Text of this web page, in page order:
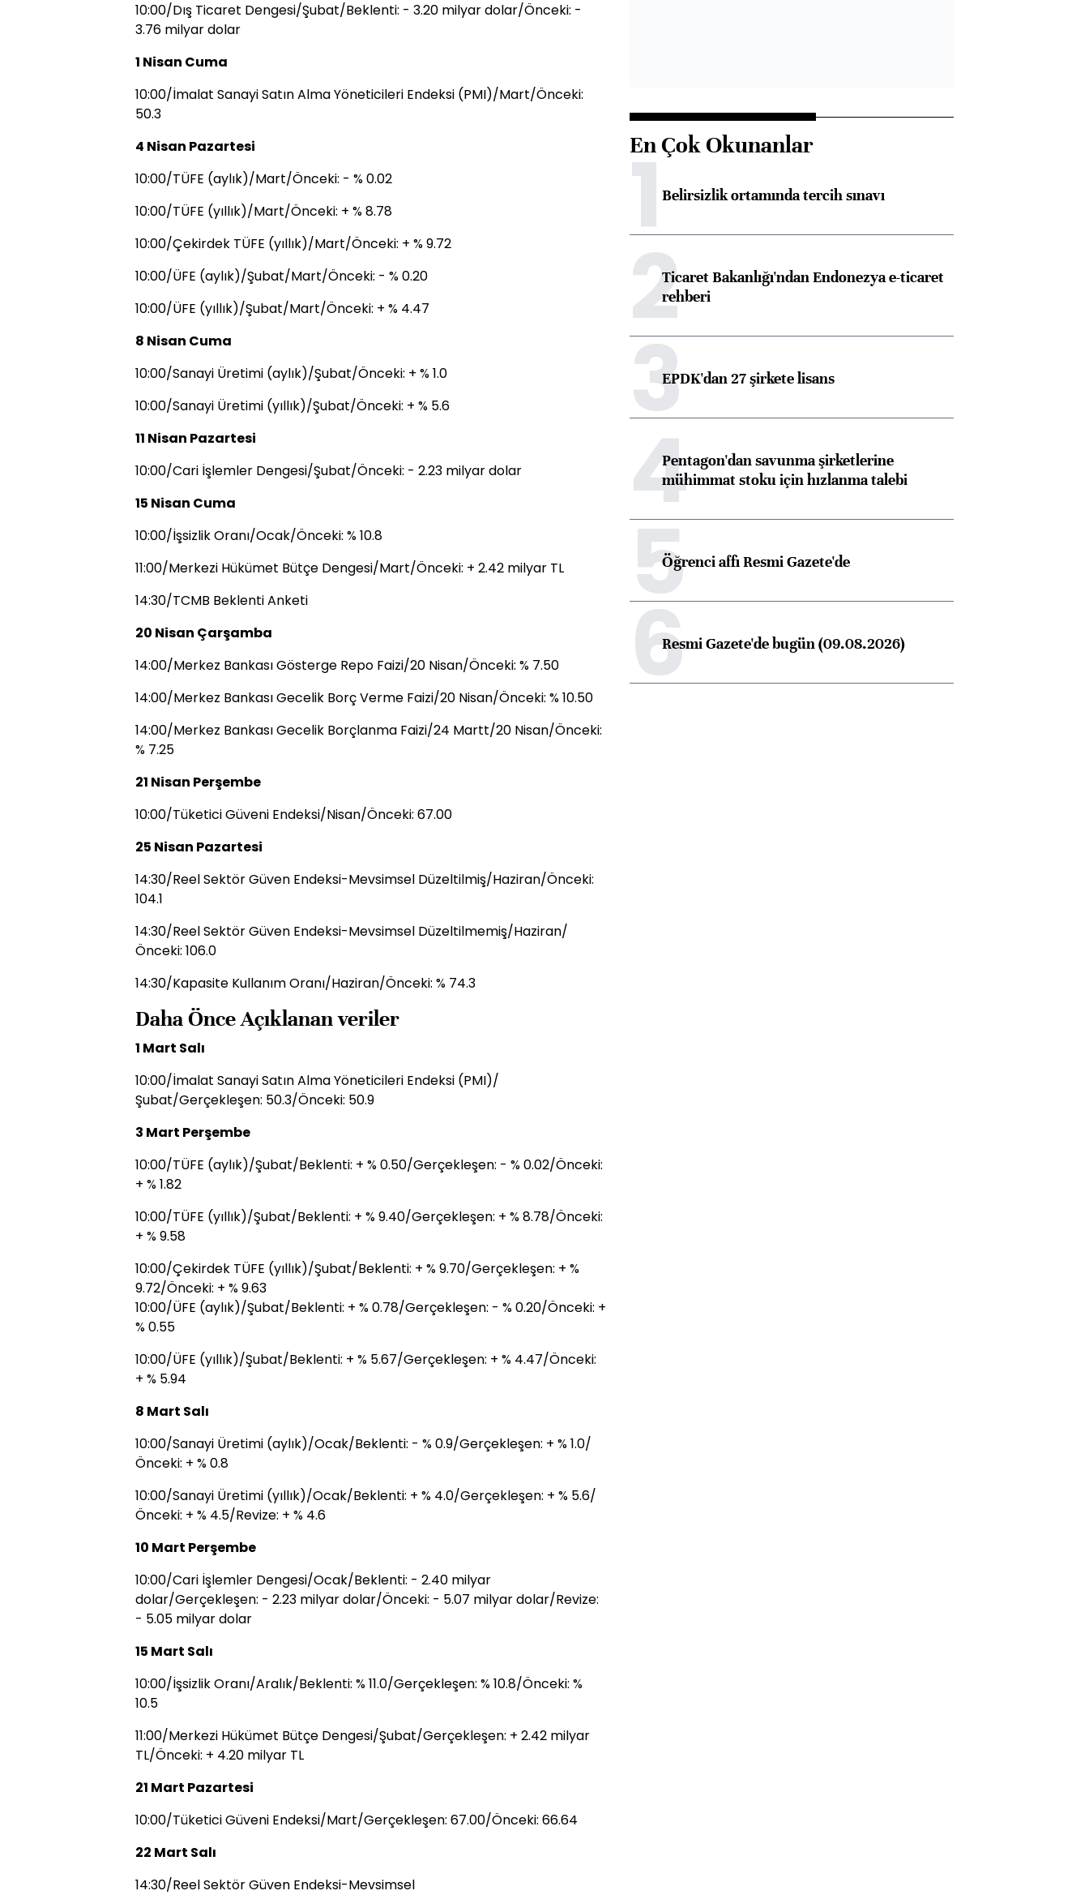
10:00/Dış Ticaret Dengesi/Şubat/Beklenti: - 3.20 milyar dolar/Önceki: -
3.76 milyar dolar
1 Nisan Cuma
10:00/İmalat Sanayi Satın Alma Yöneticileri Endeksi (PMI)/Mart/Önceki:
50.3
4 Nisan Pazartesi
10:00/TÜFE (aylık)/Mart/Önceki: - % 0.02
10:00/TÜFE (yıllık)/Mart/Önceki: + % 8.78
10:00/Çekirdek TÜFE (yıllık)/Mart/Önceki: + % 9.72
10:00/ÜFE (aylık)/Şubat/Mart/Önceki: - % 0.20
10:00/ÜFE (yıllık)/Şubat/Mart/Önceki: + % 4.47
8 Nisan Cuma
10:00/Sanayi Üretimi (aylık)/Şubat/Önceki: + % 1.0
10:00/Sanayi Üretimi (yıllık)/Şubat/Önceki: + % 5.6
11 Nisan Pazartesi
10:00/Cari İşlemler Dengesi/Şubat/Önceki: - 2.23 milyar dolar
15 Nisan Cuma
10:00/İşsizlik Oranı/Ocak/Önceki: % 10.8
11:00/Merkezi Hükümet Bütçe Dengesi/Mart/Önceki: + 2.42 milyar TL
14:30/TCMB Beklenti Anketi
20 Nisan Çarşamba
14:00/Merkez Bankası Gösterge Repo Faizi/20 Nisan/Önceki: % 7.50
14:00/Merkez Bankası Gecelik Borç Verme Faizi/20 Nisan/Önceki: % 10.50
14:00/Merkez Bankası Gecelik Borçlanma Faizi/24 Martt/20 Nisan/Önceki:
% 7.25
21 Nisan Perşembe
10:00/Tüketici Güveni Endeksi/Nisan/Önceki: 67.00
25 Nisan Pazartesi
14:30/Reel Sektör Güven Endeksi-Mevsimsel Düzeltilmiş/Haziran/Önceki:
104.1
14:30/Reel Sektör Güven Endeksi-Mevsimsel Düzeltilmemiş/Haziran/
Önceki: 106.0
14:30/Kapasite Kullanım Oranı/Haziran/Önceki: % 74.3
Daha Önce Açıklanan veriler
1 Mart Salı
10:00/İmalat Sanayi Satın Alma Yöneticileri Endeksi (PMI)/
Şubat/Gerçekleşen: 50.3/Önceki: 50.9
3 Mart Perşembe
10:00/TÜFE (aylık)/Şubat/Beklenti: + % 0.50/Gerçekleşen: - % 0.02/Önceki:
+ % 1.82
10:00/TÜFE (yıllık)/Şubat/Beklenti: + % 9.40/Gerçekleşen: + % 8.78/Önceki:
+ % 9.58
10:00/Çekirdek TÜFE (yıllık)/Şubat/Beklenti: + % 9.70/Gerçekleşen: + %
9.72/Önceki: + % 9.63
10:00/ÜFE (aylık)/Şubat/Beklenti: + % 0.78/Gerçekleşen: - % 0.20/Önceki: +
% 0.55
10:00/ÜFE (yıllık)/Şubat/Beklenti: + % 5.67/Gerçekleşen: + % 4.47/Önceki:
+ % 5.94
8 Mart Salı
10:00/Sanayi Üretimi (aylık)/Ocak/Beklenti: - % 0.9/Gerçekleşen: + % 1.0/
Önceki: + % 0.8
10:00/Sanayi Üretimi (yıllık)/Ocak/Beklenti: + % 4.0/Gerçekleşen: + % 5.6/
Önceki: + % 4.5/Revize: + % 4.6
10 Mart Perşembe
10:00/Cari İşlemler Dengesi/Ocak/Beklenti: - 2.40 milyar
dolar/Gerçekleşen: - 2.23 milyar dolar/Önceki: - 5.07 milyar dolar/Revize:
- 5.05 milyar dolar
15 Mart Salı
10:00/İşsizlik Oranı/Aralık/Beklenti: % 11.0/Gerçekleşen: % 10.8/Önceki: %
10.5
11:00/Merkezi Hükümet Bütçe Dengesi/Şubat/Gerçekleşen: + 2.42 milyar
TL/Önceki: + 4.20 milyar TL
21 Mart Pazartesi
10:00/Tüketici Güveni Endeksi/Mart/Gerçekleşen: 67.00/Önceki: 66.64
22 Mart Salı
14:30/Reel Sektör Güven Endeksi-Mevsimsel
En Çok Okunanlar
1Belirsizlik ortamında tercih sınavı
2Ticaret Bakanlığı'ndan Endonezya e-ticaret
rehberi
3EPDK'dan 27 şirkete lisans
4Pentagon'dan savunma şirketlerine
mühimmat stoku için hızlanma talebi
5Öğrenci affı Resmi Gazete'de
6Resmi Gazete'de bugün (09.08.2026)